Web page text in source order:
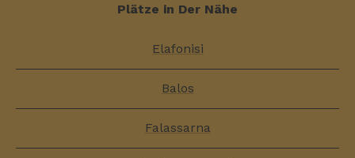
Plätze in Der Nähe
Elafonisi
Balos
Falassarna